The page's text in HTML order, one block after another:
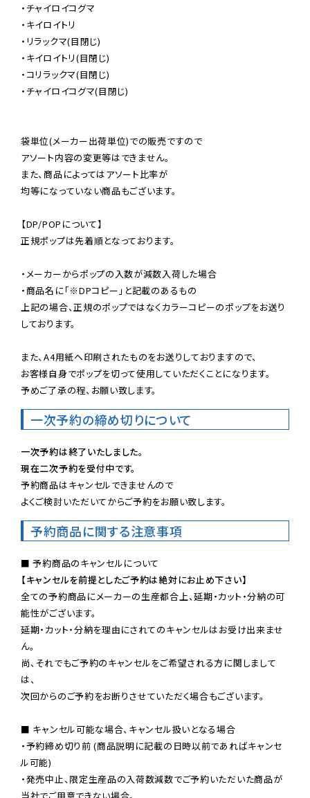
・チャイロイコグマ
・キイロイトリ
・リラックマ(目閉じ)
・キイロイトリ(目閉じ)
・コリラックマ(目閉じ)
・チャイロイコグマ(目閉じ)
袋単位(メーカー出荷単位)での販売ですので
アソート内容の変更等はできません。
また、商品によってはアソート比率が
均等になっていない商品もございます。
【DP/POPについて】
正規ポップは先着順となっております。
・メーカーからポップの入数が減数入荷した場合
・商品名に「※DPコピー」と記載のあるもの
上記の場合、正規のポップではなくカラーコピーのポップをお送り
しております。
また、A4用紙へ印刷されたものをお送りしておりますので、
お客様自身でポップを切って使用していただくことになります。
予めご了承の程、お願い致します。
一次予約の締め切りについて
一次予約は終了いたしました。
現在二次予約を受付中です。
予約商品はキャンセルできませんので
よくご検討いただいてからご予約をお願い致します。
予約商品に関する注意事項
【キャンセルを前提としたご予約は絶対にお止め下さい】
全ての予約商品にメーカーの生産都合上、延期・カット・分納の可
能性がございます。
延期・カット・分納を理由にされてのキャンセルはお受け出来ませ
ん。
尚、それでもご予約のキャンセルをご希望される方に関しまして
は、
次回からのご予約をお断りさせていただく場合もございます。
■ キャンセル可能な場合、キャンセル扱いとなる場合
・予約締め切り前 (商品説明に記載の日時以前であればキャンセ
ル可能)
・発売中止、限定生産品の入荷数減数でご予約いただいた商品が
当社でご用意できない場合。